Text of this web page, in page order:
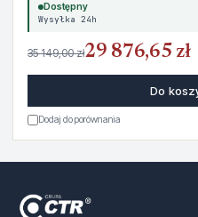
Dostępny
Wysyłka 24h
35 149,00 zł29 876,65 zł
Do
Dodaj do porównania